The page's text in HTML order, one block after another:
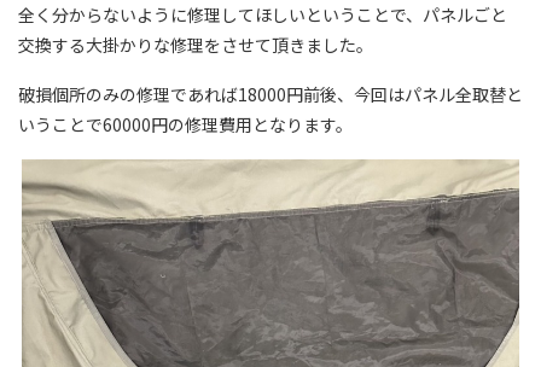
全く分からないように修理してほしいということで、パネルごと
交換する大掛かりな修理をさせて頂きました。
破損個所のみの修理であれば18000円前後、今回はパネル全取替と
いうことで60000円の修理費用となります。